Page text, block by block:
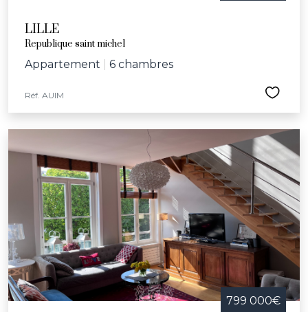
LILLE
Republique saint michel
Appartement 6 chambres
Réf. AUIM
799 000€